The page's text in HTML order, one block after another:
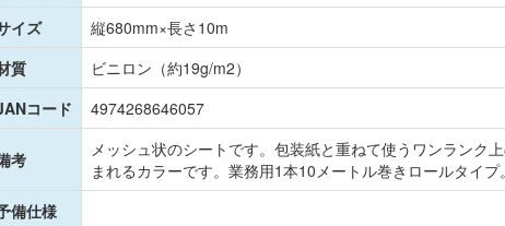
イズ
縦680mm×長さ10m
質
ビニロン（約19g/m2）
コード
4974268646057
考
メッシュ状のシートです。包装紙と重ねて使うワンランク
まれるカラーです。業務用1本10メートル巻きロールタイプ。
備仕様